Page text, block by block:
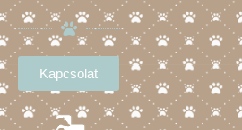
Kapcsolat